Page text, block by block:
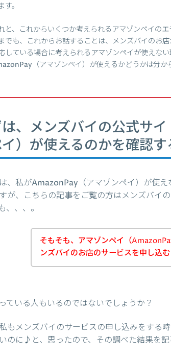
す。
と、これからいくつか考えられるアマゾンペイの
でも、これからお話することは、メンズバイのお
している場合に考えられるアマゾンペイが使えな
（アマゾンペイ）が使えるかどうかは分か
は、メンズバイの公式サ
）が使えるのかを確認す
、私がAmazonPay（アマゾンペイ）が使
が、こちらの記事をご覧の方はメンズバイ
、、、。
そもそも、アマゾンペイ（
ンズバイのお店のサービスを申し込
ている人もいるのではないでしょうか？
もメンズバイのサービスの申し込みをする
のに♪と、思ったので、その調べた結果を記